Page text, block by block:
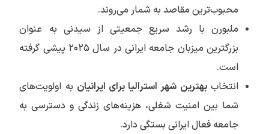
محبوب‌ترین مقاصد به شمار می‌روند.
ملبورن با رشد سریع جمعیتی از سیدنی به عنوان
بزرگترین میزبان جامعه ایرانی در سال ۲۰۲۵ پیشی گرفته
است.
انتخاببهترین شهر استرالیا برای ایرانیان به اولویت‌های
شما بین امنیت شغلی، هزینه‌های زندگی و دسترسی به
جامعه فعال ایرانی بستگی دارد.